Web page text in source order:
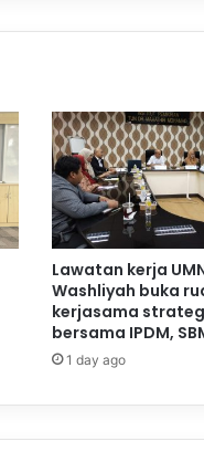
Lawatan kerja
Washliyah buka
kerjasama
bersama IPDM,
1 day ago